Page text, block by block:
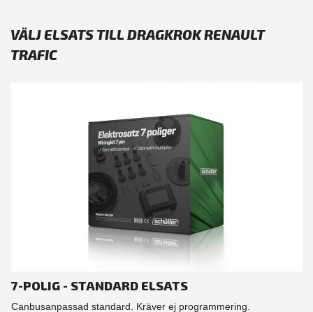
VÄLJ ELSATS TILL DRAGKROK RENAULT
TRAFIC
7-POLIG - STANDARD ELSATS
Canbusanpassad standard. Kräver ej programmering.